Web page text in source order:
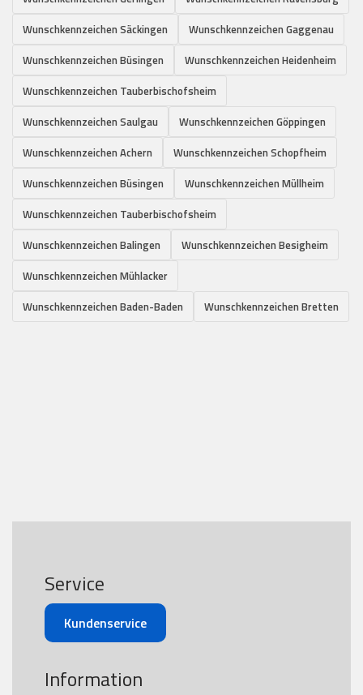
Wunschkennzeichen Säckingen
Wunschkennzeichen Gaggenau
Wunschkennzeichen Büsingen
Wunschkennzeichen Heidenheim
Wunschkennzeichen Tauberbischofsheim
Wunschkennzeichen Saulgau
Wunschkennzeichen Göppingen
Wunschkennzeichen Achern
Wunschkennzeichen Schopfheim
Wunschkennzeichen Büsingen
Wunschkennzeichen Müllheim
Wunschkennzeichen Tauberbischofsheim
Wunschkennzeichen Balingen
Wunschkennzeichen Besigheim
Wunschkennzeichen Mühlacker
Wunschkennzeichen Baden-Baden
Wunschkennzeichen Bretten
Service
Kundenservice
Information